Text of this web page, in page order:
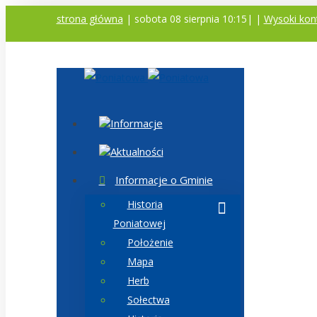
strona główna | sobota 08 sierpnia 10:15| | Wysoki
Informacje
Aktualności
Informacje o Gminie
Historia
Poniatowej
Położenie
Mapa
Herb
Sołectwa